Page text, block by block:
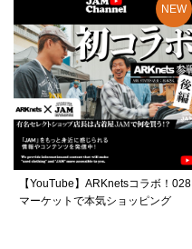
【YouTube】ARKnetsコラボ！028
マーケットで本気ショッピング